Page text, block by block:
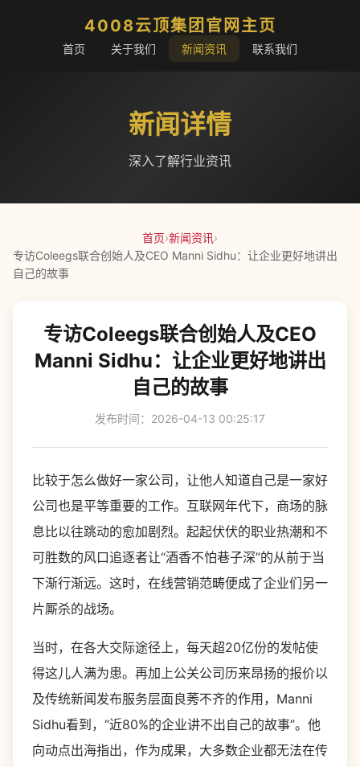
4008云顶集团官网主页
首页 关于我们 新闻资讯 联系我们
新闻详情
深入了解行业资讯
首页›新闻资讯›
专访Coleegs联合创始人及CEO Manni Sidhu：让企业更好地讲出
自己的故事
专访Coleegs联合创始人及CEO
Manni Sidhu：让企业更好地讲出
自己的故事
发布时间：2026-04-13 00:25:17
比较于怎么做好一家公司，让他人知道自己是一家好
公司也是平等重要的工作。互联网年代下，商场的脉
息比以往跳动的愈加剧烈。起起伏伏的职业热潮和不
可胜数的风口追逐者让“酒香不怕巷子深”的从前于当
下渐行渐远。这时，在线营销范畴便成了企业们另一
片厮杀的战场。
当时，在各大交际途径上，每天超20亿份的发帖使
得这儿人满为患。再加上公关公司历来昂扬的报价以
及传统新闻发布服务层面良莠不齐的作用， Manni
Sidhu看到，“近80%的企业讲不出自己的故事”。他
向动点出海指出，作为成果，大多数企业都无法在传